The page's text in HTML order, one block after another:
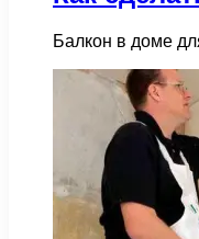
Балкон в доме